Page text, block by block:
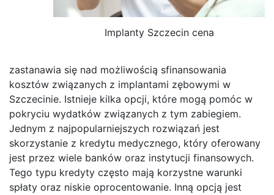
Implanty Szczecin cena
zastanawia się nad możliwością sfinansowania
kosztów związanych z implantami zębowymi w
Szczecinie. Istnieje kilka opcji, które mogą pomóc w
pokryciu wydatków związanych z tym zabiegiem.
Jednym z najpopularniejszych rozwiązań jest
skorzystanie z kredytu medycznego, który oferowany
jest przez wiele banków oraz instytucji finansowych.
Tego typu kredyty często mają korzystne warunki
spłaty oraz niskie oprocentowanie. Inną opcją jest